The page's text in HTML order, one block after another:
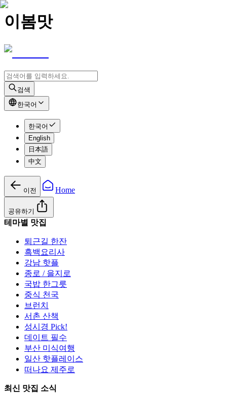
이봄맛
검색
한국어
한국어
English
日本語
中文
이전 Home
공유하기
테마별 맛집
퇴근길 한잔
흑백요리사
강남 핫플
종로 / 을지로
국밥 한그릇
중식 천국
브런치
서촌 산책
성시경 Pick!
데이트 필수
부산 미식여행
일산 핫플레이스
떠나요 제주로
최신 맛집 소식